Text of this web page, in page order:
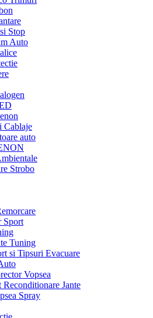
Stop
Auto
Cablaje
auto
Strobo
Sport
Tuning
si Tipsuri Evacuare
Vopsea
Jante
Spray